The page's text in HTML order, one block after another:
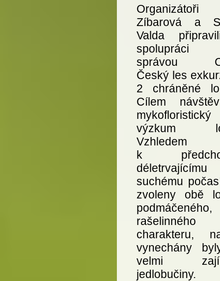
Organizátoři
Zíbarová a
Valda
správou
Český les
2 chráněné
Cílem
mykofloristický
výzkum
Vzhledem
k
déletrvajícímu
suchému
zvoleny obě
podmáčeného,
rašelinného
charakteru,
vynechány
velmi
jedlobučiny.